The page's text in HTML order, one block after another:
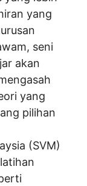
yang
seni
akan
yang
pilihan
(SVM)